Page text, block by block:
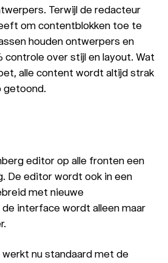
Terwijl de redacteur
om contentblokken toe te
houden ontwerpers en
controle over stijl en layout. Wat
alle content wordt altijd strak
getoond.
editor op alle fronten een
De editor wordt ook in een
met nieuwe
interface wordt alleen maar
nu standaard met de